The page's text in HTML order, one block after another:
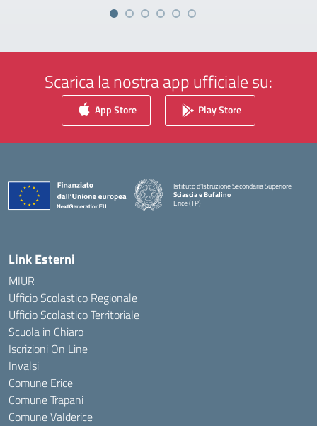
Scarica la nostra app ufficiale su:
App Store Play Store
Istituto d'Istruzione Secondaria Superiore
Sciascia e Bufalino
Erice (TP)
Link Esterni
MIUR
Ufficio Scolastico Regionale
Ufficio Scolastico Territoriale
Scuola in Chiaro
Iscrizioni On Line
Invalsi
Comune Erice
Comune Trapani
Comune Valderice